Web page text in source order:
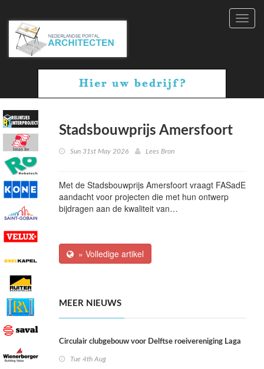
Stadsbouwprijs Amersfoort
Sun 31st May 2026 Lees Bron
Met de Stadsbouwprijs Amersfoort vraagt FASadE
aandacht voor projecten die met hun ontwerp
bijdragen aan de kwaliteit van…
» Volledige artikel
MEER NIEUWS
Circulair clubgebouw voor Delftse roeivereniging Laga
Tue 4th Aug